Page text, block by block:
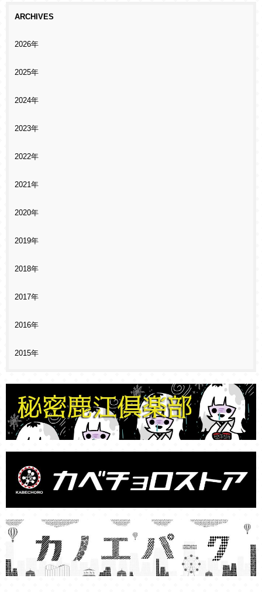
ARCHIVES
2026年
2025年
2024年
2023年
2022年
2021年
2020年
2019年
2018年
2017年
2016年
2015年